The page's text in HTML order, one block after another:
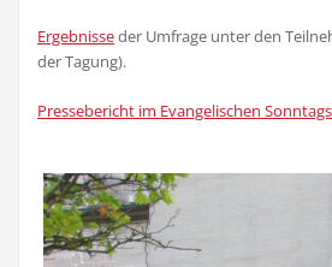
Ergebnisseder Umfrage unter den
der Tagung).
Pressebericht im Evangelischen